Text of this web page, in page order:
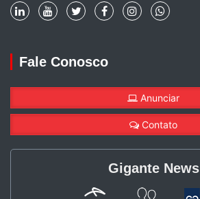
Fale Conosco
Anunciar
Contato
Gigante News